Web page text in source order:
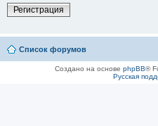
Регистрация
Список форумов
Создано на основе phpBB®
Русская